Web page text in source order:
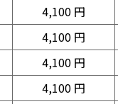
4,100 円
4,100 円
4,100 円
4,100 円